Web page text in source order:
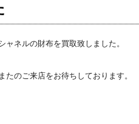
ャネルの財布を買取致しました。
たのご来店をお待ちしております。